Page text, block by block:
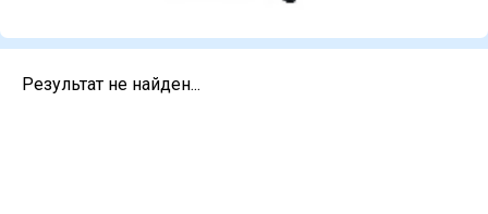
Результат не найден...